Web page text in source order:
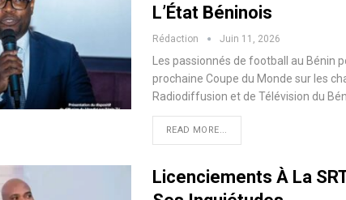
L’État Béninois
Rédaction Juin 11, 2026
Les passionnés de football au Bénin
prochaine Coupe du Monde sur les
Radiodiffusion et de Télévision du
READ MORE...
Licenciements À La